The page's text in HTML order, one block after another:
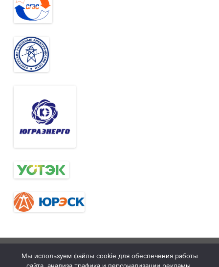
межрегиональная
GalussoThemes.com
Мы используем файлы cookie для обеспечения работы